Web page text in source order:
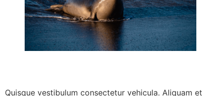
Quisque vestibulum consectetur vehicula. Aliquam et